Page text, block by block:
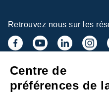
Retrouvez nous sur les
Inscrivez-vous à la
Centre de
préférences de